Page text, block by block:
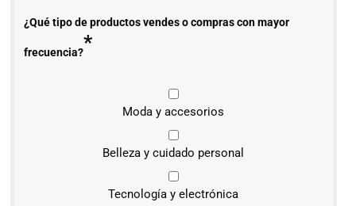
¿Qué tipo de productos vendes o compras con mayor
frecuencia?*
Moda y accesorios
Belleza y cuidado personal
Tecnología y electrónica